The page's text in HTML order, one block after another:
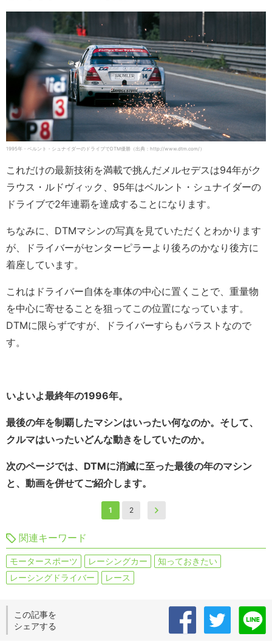
1995年・ベルント・シュナイダーのドライブでDTM優勝（出典：http://www.dtm.com/）
これだけの最新技術を満載で挑んだメルセデスは94年がク
ラウス・ルドヴィック、95年はベルント・シュナイダーの
ドライブで2年連覇を達成することになります。
ちなみに、DTMマシンの写真を見ていただくとわかります
が、ドライバーがセンターピラーより後ろのかなり後方に
着座しています。
これはドライバー自体を車体の中心に置くことで、重量物
を中心に寄せることを狙ってこの位置になっています。
DTMに限らずですが、ドライバーすらもバラストなので
す。
いよいよ最終年の1996年。
最後の年を制覇したマシンはいったい何なのか。そして、
クルマはいったいどんな動きをしていたのか。
次のページでは、DTMに消滅に至った最後の年のマシン
と、動画を併せてご紹介します。
1 2
関連キーワード
モータースポーツ レーシングカー
知っておきたい
レーシングドライバー
レース
この記事を
シェアする